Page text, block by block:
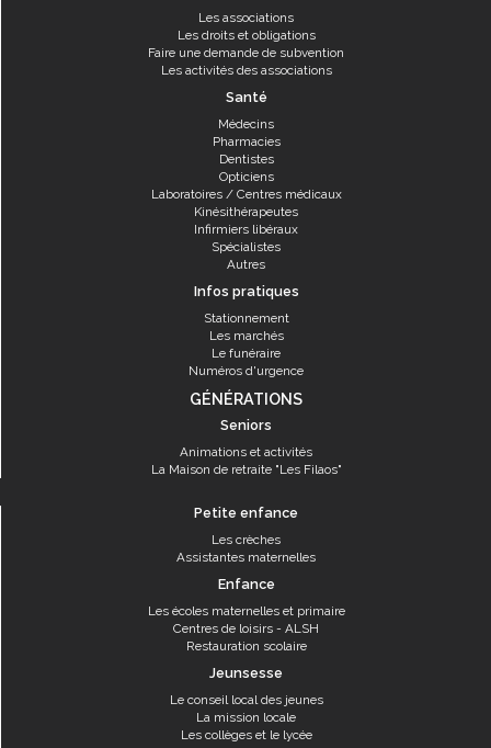
Les associations
Les droits et obligations
Faire une demande de subvention
Les activités des associations
Santé
Médecins
Pharmacies
Dentistes
Opticiens
Laboratoires / Centres médicaux
Kinésithérapeutes
Infirmiers libéraux
Spécialistes
Autres
Infos pratiques
Stationnement
Les marchés
Le funéraire
Numéros d'urgence
GÉNÉRATIONS
Seniors
Animations et activités
La Maison de retraite "Les Filaos"
Petite enfance
Les crèches
Assistantes maternelles
Enfance
Les écoles maternelles et primaire
Centres de loisirs - ALSH
Restauration scolaire
Jeunsesse
Le conseil local des jeunes
La mission locale
Les collèges et le lycée